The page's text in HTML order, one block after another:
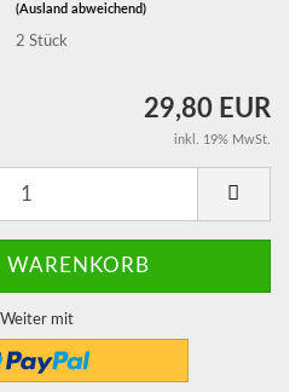
(Ausland abweichend)
2 Stück
29,80 EUR
inkl. 19% MwSt.
Weiter mit